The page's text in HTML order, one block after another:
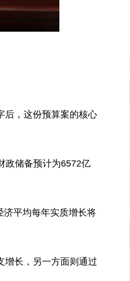
后，这份预算案的核心
政储备预计为6572亿
济平均每年实质增长将
增长，另一方面则通过